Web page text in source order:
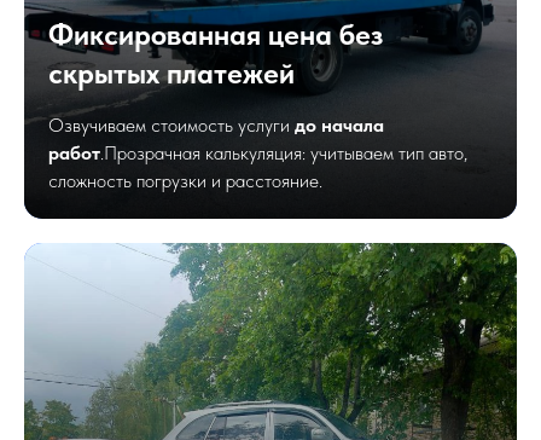
Фиксированная цена без
скрытых платежей
Озвучиваем стоимость услуги до начала
работ.Прозрачная калькуляция: учитываем тип авто,
сложность погрузки и расстояние.